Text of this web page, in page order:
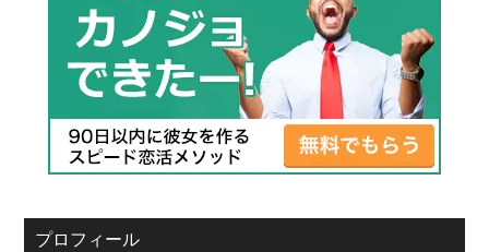
プロフィール